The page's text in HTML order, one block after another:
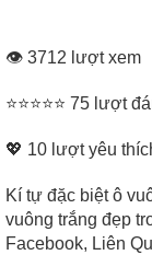
👁 3712 lượt xem
⭐⭐⭐⭐⭐ 75 lượt
💖 10 lượt yêu
Kí tự đặc biệt ô
vuông trắng đẹp
Facebook, Liên